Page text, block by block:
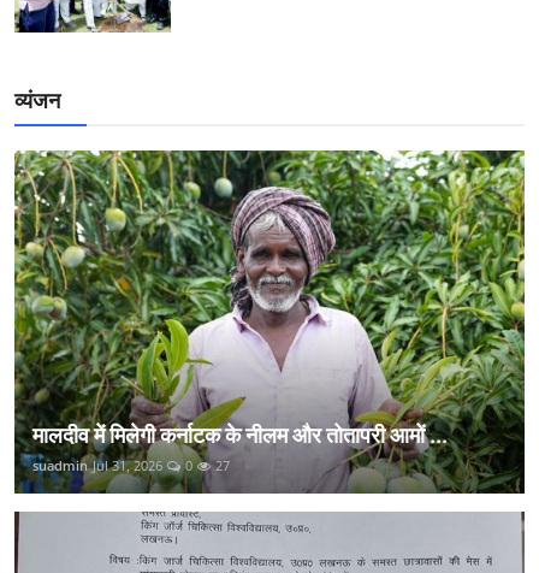
व्यंजन
मालदीव में मिलेगी कर्नाटक के नीलम और तोतापरी आमों ...
suadmin Jul 31, 2026 0 27